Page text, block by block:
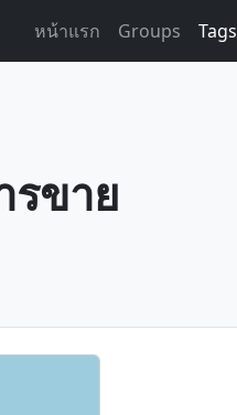
หน้าแรก Groups Tags
รขาย